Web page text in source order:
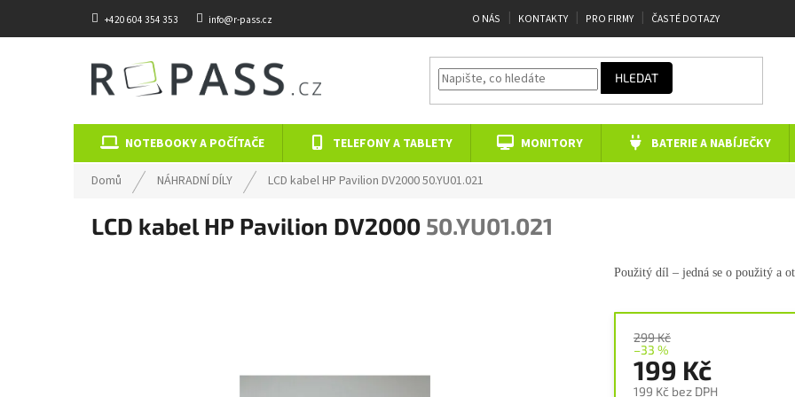
+420 604 354 353 info@r-pass.cz O NÁS KONTAKTY PRO FIRMY ČASTÉ DOTAZY
HLEDAT
NOTEBOOKY A POČÍTAČE TELEFONY A TABLETY MONITORY BATERIE A NABÍJEČKY
Domů NÁHRADNÍ DÍLY LCD kabel HP Pavilion DV200050.YU01.021
LCD kabel HP Pavilion DV2000 50.YU01.021
299 Kč
–33 %
199 Kč
199 Kč bez DPH
Použitý díl – jedná se o použitý a